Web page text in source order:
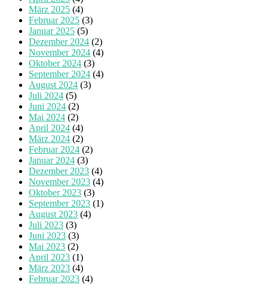
März 2025 (4)
Februar 2025 (3)
Januar 2025 (5)
Dezember 2024 (2)
November 2024 (4)
Oktober 2024 (3)
September 2024 (4)
August 2024 (3)
Juli 2024 (5)
Juni 2024 (2)
Mai 2024 (2)
April 2024 (4)
März 2024 (2)
Februar 2024 (2)
Januar 2024 (3)
Dezember 2023 (4)
November 2023 (4)
Oktober 2023 (3)
September 2023 (1)
August 2023 (4)
Juli 2023 (3)
Juni 2023 (3)
Mai 2023 (2)
April 2023 (1)
März 2023 (4)
Februar 2023 (4)